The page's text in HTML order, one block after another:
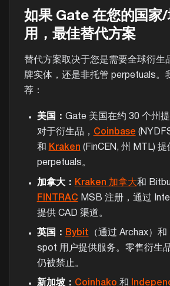
如果 Gate 在您的国家/
用，最佳替代方案
替代方案取决于您是需要全球衍生
牌实体，还是非托管 perpetuals。
荐：
美国： Gate 美国在约 30 个州
对于衍生品， Coinbase
和 Kraken (FinCEN, 州 MTL) 提
perpetuals。
加拿大： Kraken 加拿大和
FINTRAC MSB 注册，通过
提供 CAD 渠道。
英国： Bybit （通过 Archax）
spot 用户提供服务。零售衍生
仍被禁止。
新加坡： Coinhako 和